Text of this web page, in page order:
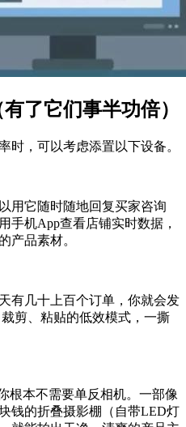
了它们事半功倍）
时，可以考虑添置以下设备。
用它随时随地回复买家咨询
手机App查看店铺实时数据，
产品素材。
有几十上百个订单，你就会发
剪、粘贴的低效模式，一撕
根本不需要单反相机。一部像
钱的折叠摄影棚（自带LED灯